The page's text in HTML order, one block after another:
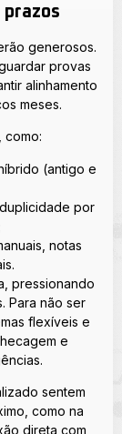
prazos
generosos.
provas
alinhamento
meses.
como:
(antigo e
por
notas
pressionando
Para não ser
flexíveis e
e
sentem
como na
direta com